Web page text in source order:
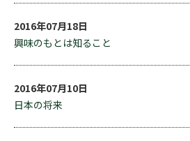
2016年07月18日
興味のもとは知ること
2016年07月10日
日本の将来